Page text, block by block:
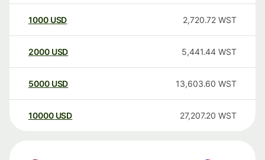
1000 USD 2,720.72 WST
2000 USD 5,441.44 WST
5000 USD 13,603.60 WST
10000 USD 27,207.20 WST